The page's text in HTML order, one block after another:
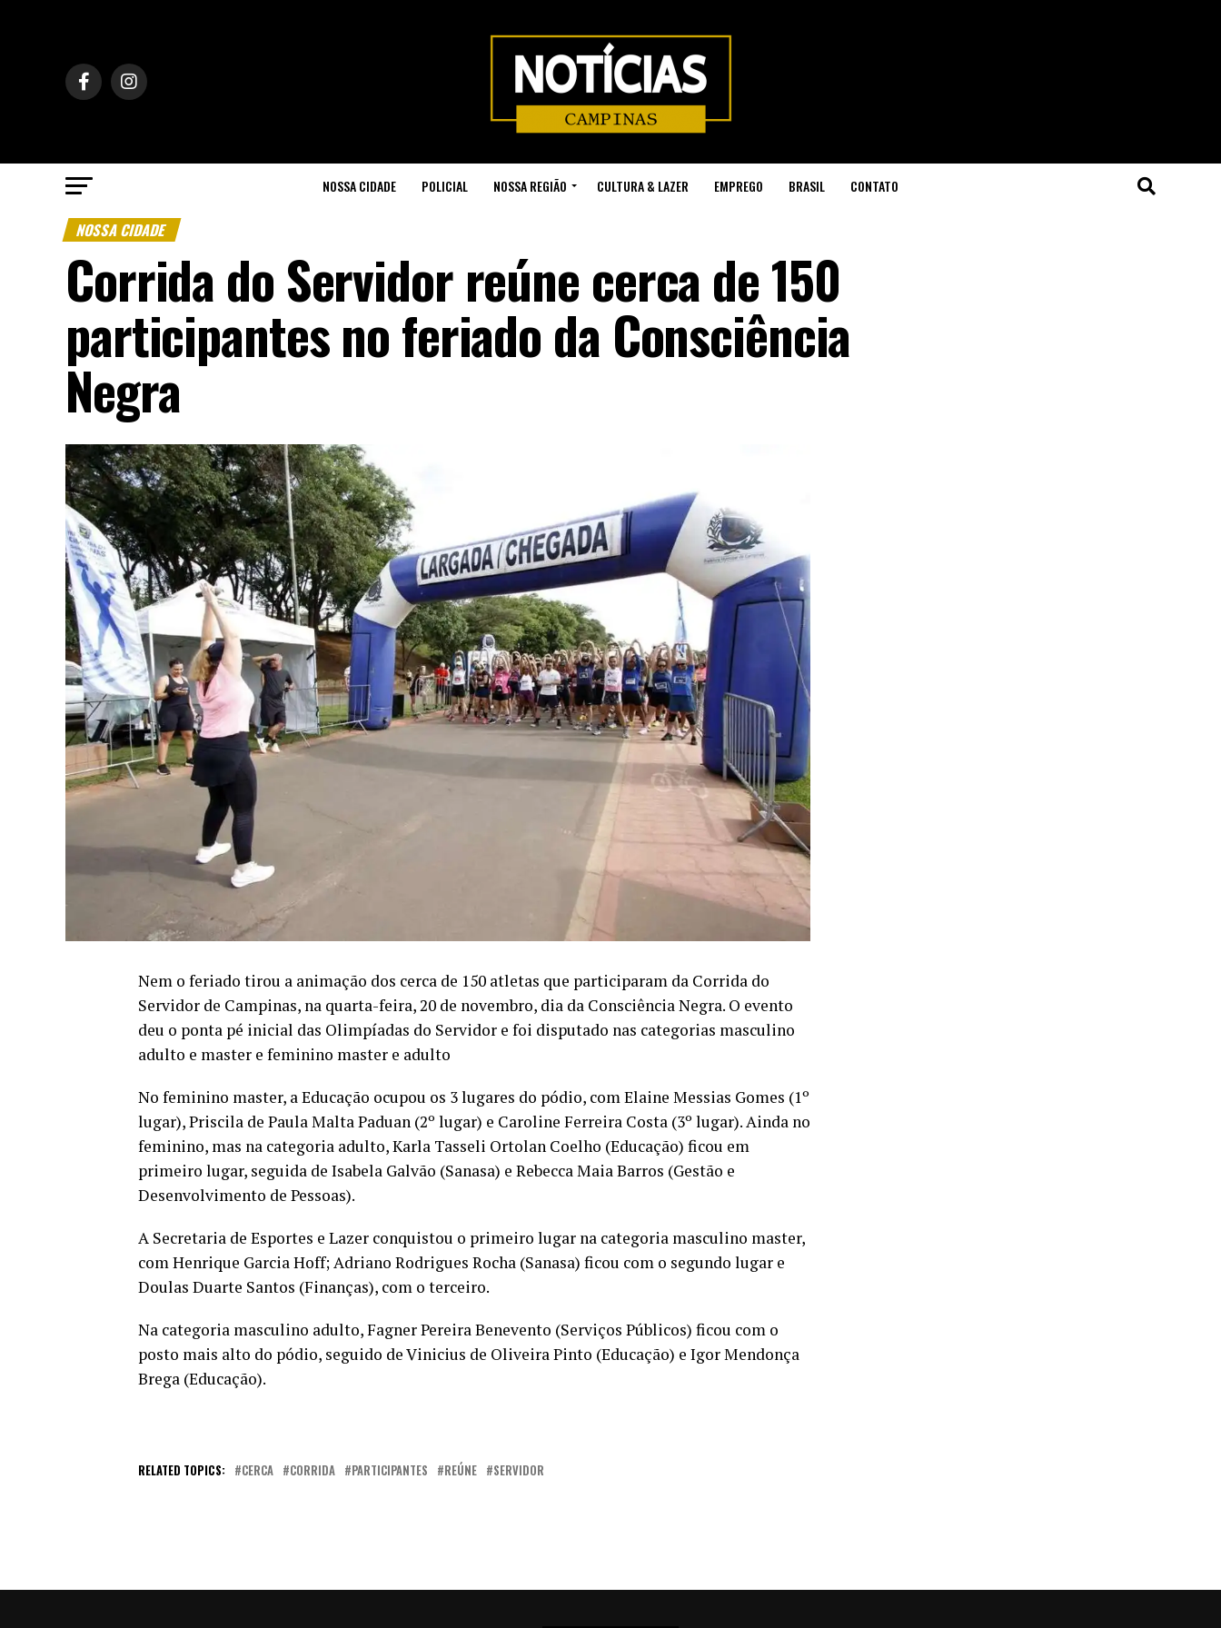
NOSSA CIDADE POLICIAL NOSSA REGIÃO CULTURA & LAZER EMPREGO BRASIL CONTATO
NOSSA CIDADE
Corrida do Servidor reúne cerca de 150
participantes no feriado da Consciência
Negra
Nem o feriado tirou a animação dos cerca de 150 atletas que participaram da Corrida do
Servidor de Campinas, na quarta-feira, 20 de novembro, dia da Consciência Negra. O evento
deu o ponta pé inicial das Olimpíadas do Servidor e foi disputado nas categorias masculino
adulto e master e feminino master e adulto
No feminino master, a Educação ocupou os 3 lugares do pódio, com Elaine Messias Gomes (1º
lugar), Priscila de Paula Malta Paduan (2º lugar) e Caroline Ferreira Costa (3º lugar). Ainda no
feminino, mas na categoria adulto, Karla Tasseli Ortolan Coelho (Educação) ficou em
primeiro lugar, seguida de Isabela Galvão (Sanasa) e Rebecca Maia Barros (Gestão e
Desenvolvimento de Pessoas).
A Secretaria de Esportes e Lazer conquistou o primeiro lugar na categoria masculino master,
com Henrique Garcia Hoff; Adriano Rodrigues Rocha (Sanasa) ficou com o segundo lugar e
Doulas Duarte Santos (Finanças), com o terceiro.
Na categoria masculino adulto, Fagner Pereira Benevento (Serviços Públicos) ficou com o
posto mais alto do pódio, seguido de Vinicius de Oliveira Pinto (Educação) e Igor Mendonça
Brega (Educação).
RELATED TOPICS: CERCA CORRIDA PARTICIPANTES REÚNE SERVIDOR